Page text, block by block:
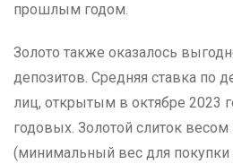
прошлым годом.
Золото также оказалось
депозитов. Средняя ставка по
лиц, открытым в октябре 2023
годовых. Золотой слиток
(минимальный вес для покупки